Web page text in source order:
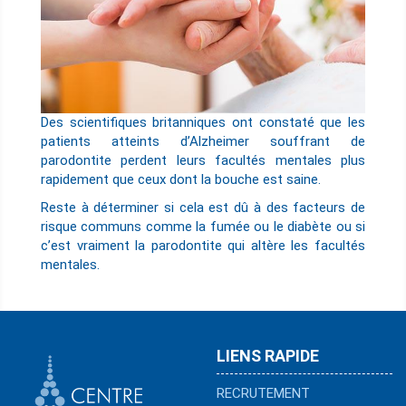
Des scientifiques britanniques ont constaté que les
patients atteints d’Alzheimer souffrant de
parodontite perdent leurs facultés mentales plus
rapidement que ceux dont la bouche est saine.
Reste à déterminer si cela est dû à des facteurs de
risque communs comme la fumée ou le diabète ou si
c’est vraiment la parodontite qui altère les facultés
mentales.
LIENS RAPIDE
RECRUTEMENT